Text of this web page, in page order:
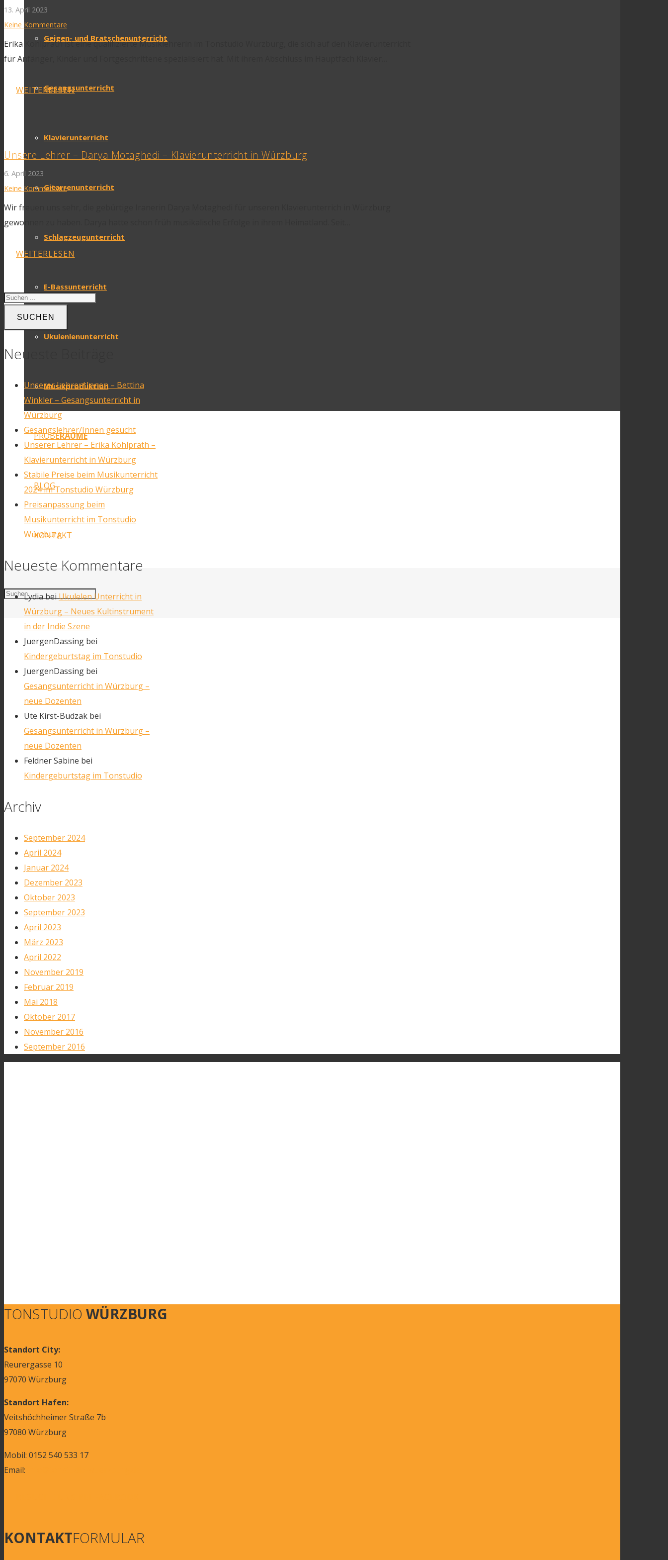
Geigen- und Bratschenunterricht
Gesangsunterricht
Klavierunterricht
Gitarrenunterricht
Schlagzeugunterricht
E-Bassunterricht
Ukulenlenunterricht
Musikproduktion
PROBERÄUME
BLOG
KONTAKT
Facebook
13. April 2023
Keine Kommentare
Erika Kohlprath ist eine qualifizierte Musiklehrerin im Tonstudio Würzburg, die sich auf den Klavierunterricht
für Anfänger, Kinder und Fortgeschrittene spezialisiert hat. Mit ihrem Abschluss im Hauptfach Klavier…
WEITERLESEN
Unsere Lehrer – Darya Motaghedi – Klavierunterricht in Würzburg
6. April 2023
Keine Kommentare
Wir freuen uns sehr, die gebürtige Iranerin Darya Motaghedi für unseren Klavierunterrich in Würzburg
gewonnen zu haben. Darya hatte schon früh musikalische Erfolge in ihrem Heimatland. Seit…
WEITERLESEN
SUCHEN
Neueste Beiträge
Unserer Lehrer*Innen – Bettina
Winkler – Gesangsunterricht in
Würzburg
Gesangslehrer/Innen gesucht
Unserer Lehrer – Erika Kohlprath –
Klavierunterricht in Würzburg
Stabile Preise beim Musikunterricht
2024 im Tonstudio Würzburg
Preisanpassung beim
Musikunterricht im Tonstudio
Würzburg
Neueste Kommentare
LydiabeiUkulelen Unterricht in
Würzburg – Neues Kultinstrument
in der Indie Szene
JuergenDassing bei
Kindergeburtstag im Tonstudio
JuergenDassing bei
Gesangsunterricht in Würzburg –
neue Dozenten
Ute Kirst-Budzak bei
Gesangsunterricht in Würzburg –
neue Dozenten
Feldner Sabine bei
Kindergeburtstag im Tonstudio
Archiv
September 2024
April 2024
Januar 2024
Dezember 2023
Oktober 2023
September 2023
April 2023
März 2023
April 2022
November 2019
Februar 2019
Mai 2018
Oktober 2017
November 2016
September 2016
TONSTUDIO WÜRZBURG
Standort City:
Reurergasse 10
97070 Würzburg
Standort Hafen:
Veitshöchheimer Straße 7b
97080 Würzburg
Mobil: 0152 540 533 17
Email:
KONTAKTFORMULAR